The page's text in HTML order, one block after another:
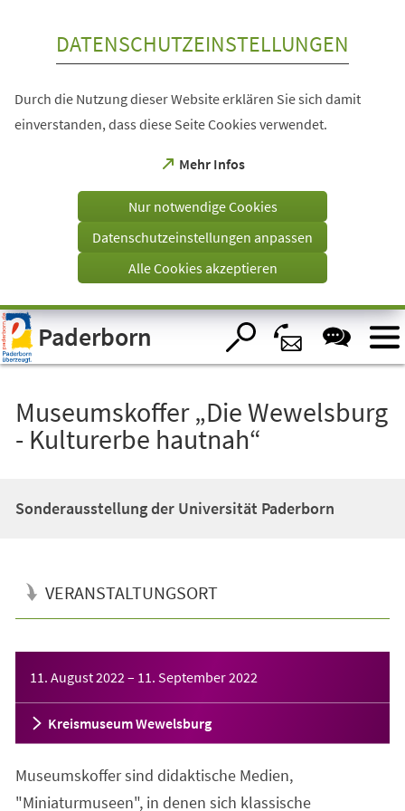
Visuelle
Assistenzsoftware
öffnen.
DATENSCHUTZEINSTELLUNGEN
Durch die Nutzung dieser Website erklären Sie sich damit
einverstanden, dass diese Seite Cookies verwendet.
Mehr Infos
(Öffnet
einem
Tab)
Nur notwendige Cookies
Datenschutzeinstellungen anpassen
Alle Cookies akzeptieren
Paderborn
Museumskoffer „Die Wewelsburg
- Kulturerbe hautnah“
Sonderausstellung der Universität Paderborn
VERANSTALTUNGSORT
11. August 2022 – 11. September 2022
Kreismuseum Wewelsburg
Museumskoffer sind didaktische Medien,
"Miniaturmuseen", in denen sich klassische